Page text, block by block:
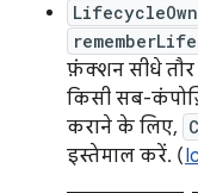
फ़ंक्शन सीधे तौर
किसी सब-
कराने के लिए,
इस्तेमाल करें. (